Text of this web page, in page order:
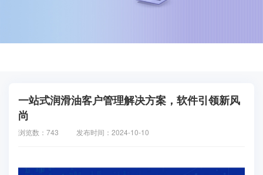
一站式润滑油客户管理解决方案，软件引领新风
尚
浏览数：743 发布时间：2024-10-10